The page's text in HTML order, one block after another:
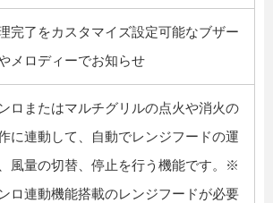
完了をカスタマイズ設定可能なブザー
メロディーでお知らせ
ロまたはマルチグリルの点火や消火の
に連動して、自動でレンジフードの運
風量の切替、停止を行う機能です。※
ロ連動機能搭載のレンジフードが必要